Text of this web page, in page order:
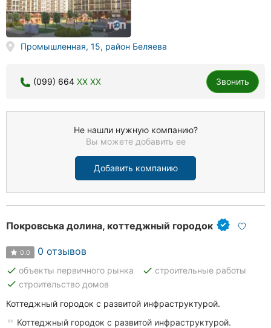
Промышленная, 15, район Беляева
(099) 664 XX XX Звонить
Не нашли нужную компанию?
Вы можете добавить ее
Добавить компанию
Покровська долина, коттеджный городок
0.0 0 отзывов
done объекты первичного рынка done строительные работы
done строительство домов
Коттеджный городок с развитой инфраструктурой.
Коттеджный городок с развитой инфраструктурой.